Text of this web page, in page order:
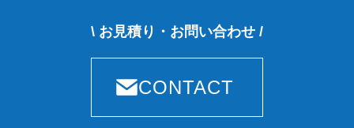
\ お見積り・お問い合わせ /
CONTACT